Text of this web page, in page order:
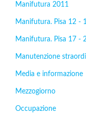
Manifutura 2011
Manifutura. Pisa 12 -
Manifutura. Pisa 17 -
Manutenzione
Media e informazione
Mezzogiorno
Occupazione